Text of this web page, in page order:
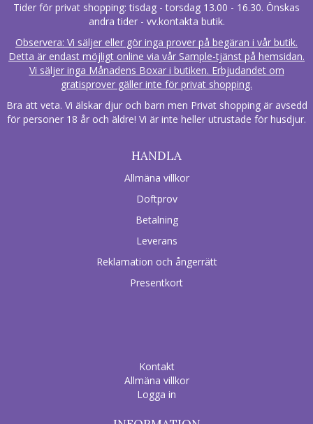
Tider för privat shopping: tisdag - torsdag 13.00 - 16.30. Önskas
andra tider - vv.kontakta butik.
Observera: Vi säljer eller gör inga prover på begäran i vår butik.
Detta är endast möjligt online via vår Sample-tjänst på hemsidan.
Vi säljer inga Månadens Boxar i butiken. Erbjudandet om
gratisprover gäller inte för privat shopping.
Bra att veta. Vi älskar djur och barn men Privat shopping är avsedd
för personer 18 år och äldre! Vi är inte heller utrustade för husdjur.
HANDLA
Allmäna villkor
Doftprov
Betalning
Leverans
Reklamation och ångerrätt
Presentkort
Kontakt
Allmäna villkor
Logga in